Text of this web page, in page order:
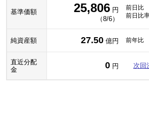
基準価額 25,806 円
（8/6）
前日比
前日比
純資産額 27.50 億円 前年比
直近分配
金
0 円 次回